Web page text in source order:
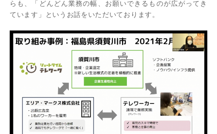
らも、「どんどん業務の幅、お願いできるものが広がってき
ています」というお話をいただいております。